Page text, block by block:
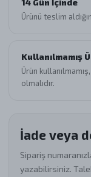
14 Gün İçinde
Ürünü teslim
Kullanılmamış
Ürün
olmalıdır.
İade veya
Sipariş
yazabilirsiniz.